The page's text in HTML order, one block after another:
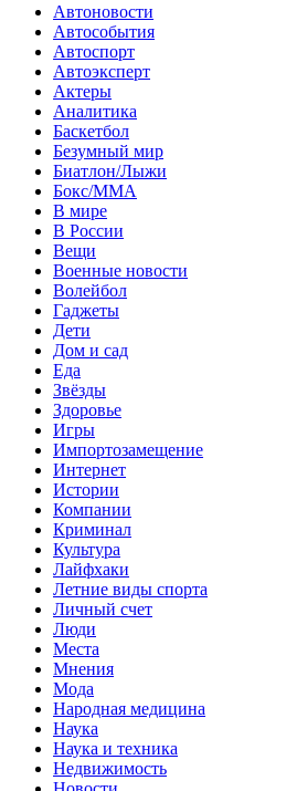
Автоновости
Автособытия
Автоспорт
Автоэксперт
Актеры
Аналитика
Баскетбол
Безумный мир
Биатлон/Лыжи
Бокс/MMA
В мире
В России
Вещи
Военные новости
Волейбол
Гаджеты
Дети
Дом и сад
Еда
Звёзды
Здоровье
Игры
Импортозамещение
Интернет
Истории
Компании
Криминал
Культура
Лайфхаки
Летние виды спорта
Личный счет
Люди
Места
Мнения
Мода
Народная медицина
Наука
Наука и техника
Недвижимость